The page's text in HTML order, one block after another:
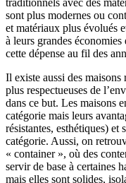
sont plus modernes ou
et matériaux plus évolués
à leurs grandes
cette dépense au fil des
Il existe aussi des
plus respectueuses de
dans ce but. Les maisons
catégorie mais leurs
résistantes, esthétiques) et
catégorie. Aussi, on
« container », où des
servir de base à certaines
mais elles sont solides,